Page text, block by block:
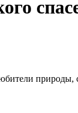
природы,